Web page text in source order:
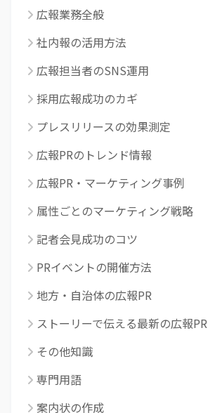
広報業務全般
社内報の活用方法
広報担当者のSNS運用
採用広報成功のカギ
プレスリリースの効果測定
広報PRのトレンド情報
広報PR・マーケティング事例
属性ごとのマーケティング戦略
記者会見成功のコツ
PRイベントの開催方法
地方・自治体の広報PR
ストーリーで伝える最新の広報PR
その他知識
専門用語
案内状の作成